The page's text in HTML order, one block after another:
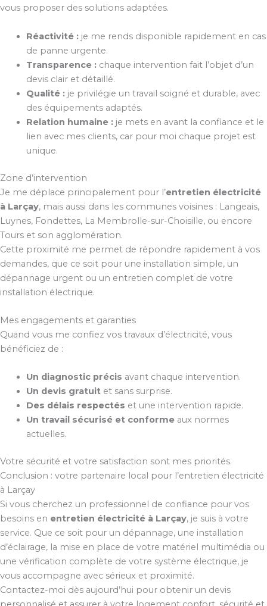
vous proposer des solutions adaptées.
Réactivité :je me rends disponible rapidement en cas
de panne urgente.
Transparence :chaque intervention fait l’objet d’un
devis clair et détaillé.
Qualité :je privilégie un travail soigné et durable, avec
des équipements adaptés.
Relation humaine :je mets en avant la confiance et le
lien avec mes clients, car pour moi chaque projet est
unique.
Zone d’intervention
Je me déplace principalement pour l’entretien électricité
à Larçay, mais aussi dans les communes voisines : Langeais,
Luynes, Fondettes, La Membrolle-sur-Choisille, ou encore
Tours et son agglomération.
Cette proximité me permet de répondre rapidement à vos
demandes, que ce soit pour une installation simple, un
dépannage urgent ou un entretien complet de votre
installation électrique.
Mes engagements et garanties
Quand vous me confiez vos travaux d’électricité, vous
bénéficiez de :
Un diagnostic précis avant chaque intervention.
Un devis gratuitet sans surprise.
Des délais respectés et une intervention rapide.
Un travail sécurisé et conformeaux normes
actuelles.
Votre sécurité et votre satisfaction sont mes priorités.
Conclusion : votre partenaire local pour l’entretien électricité
à Larçay
Si vous cherchez un professionnel de confiance pour vos
besoins en entretien électricité à Larçay, je suis à votre
service. Que ce soit pour un dépannage, une installation
d’éclairage, la mise en place de votre matériel multimédia ou
une vérification complète de votre système électrique, je
vous accompagne avec sérieux et proximité.
Contactez-moi dès aujourd’hui pour obtenir un devis